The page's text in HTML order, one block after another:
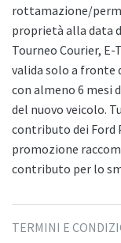
rottamazione/
proprietà alla data
Tourneo Courier,
valida solo a fronte
con almeno 6 mesi
del nuovo veicolo.
contributo dei Ford
promozione
contributo per lo
TERMINI E